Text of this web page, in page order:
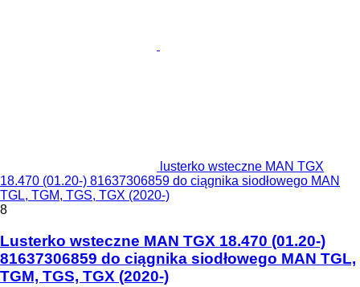
lusterko wsteczne MAN TGX
18.470 (01.20-) 81637306859 do ciągnika siodłowego MAN
TGL, TGM, TGS, TGX (2020-)
8
Lusterko wsteczne MAN TGX 18.470 (01.20-)
81637306859 do ciągnika siodłowego MAN TGL,
TGM, TGS, TGX (2020-)